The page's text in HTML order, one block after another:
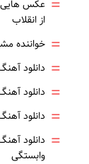
= عکس هایی
از انقلاب
= خواننده
= دانلود
= دانلود
= دانلود
= دانلود
وابستگی